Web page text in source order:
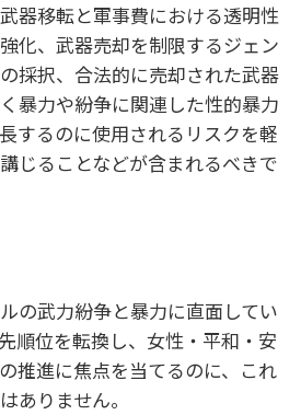
器移転と軍事費における透明性
化、武器売却を制限するジェン
採択、合法的に売却された武器
暴力や紛争に関連した性的暴力
するのに使用されるリスクを軽
じることなどが含まれるべきで
の武力紛争と暴力に直面してい
順位を転換し、女性・平和・安
推進に焦点を当てるのに、これ
ありません。